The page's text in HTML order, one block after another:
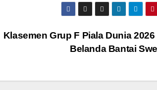
Klasemen Grup F Piala Dunia 2026
Belanda Bantai